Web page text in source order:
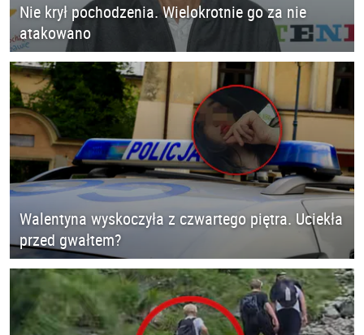
Nie krył pochodzenia. Wielokrotnie go za nie
atakowano
Walentyna wyskoczyła z czwartego piętra. Uciekła
przed gwałtem?